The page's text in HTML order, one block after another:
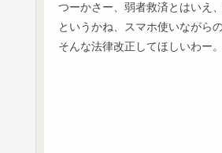
つーかさー、弱者救済とはいえ
というかね、スマホ使いながら
そんな法律改正してほしいわー。